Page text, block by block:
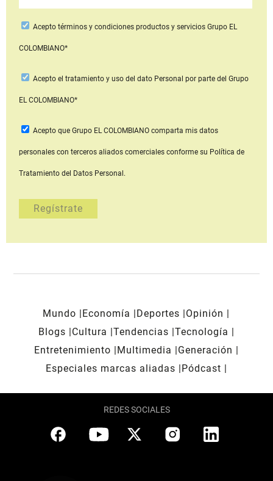
Aceptotérminos y condiciones productos y serviciosGrupo EL
COLOMBIANO*
Acepto el tratamiento y uso del dato Personal por parte del Grupo
EL COLOMBIANO*
Acepto que Grupo EL COLOMBIANOcomparta mis datos
personales con terceros aliados comerciales conforme su Política de
Tratamiento del Datos Personal.
Mundo Economía Deportes
Opinión
Blogs
Cultura Tendencias Tecnología
Entretenimiento
Multimedia
Generación
Especiales marcas aliadas
Pódcast
REDES SOCIALES